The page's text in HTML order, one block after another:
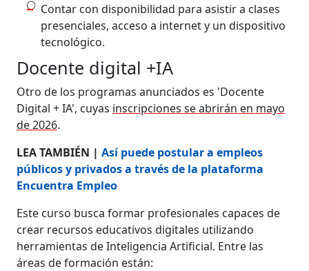
Contar con disponibilidad para asistir a clases
presenciales, acceso a internet y un dispositivo
tecnológico.
Docente digital +IA
Otro de los programas anunciados es 'Docente
Digital + IA', cuyas inscripciones se abrirán en mayo
de 2026.
LEA TAMBIÉN |Así puede postular a empleos
públicos y privados a través de la plataforma
Encuentra Empleo
Este curso busca formar profesionales capaces de
crear recursos educativos digitales utilizando
herramientas de Inteligencia Artificial. Entre las
áreas de formación están: